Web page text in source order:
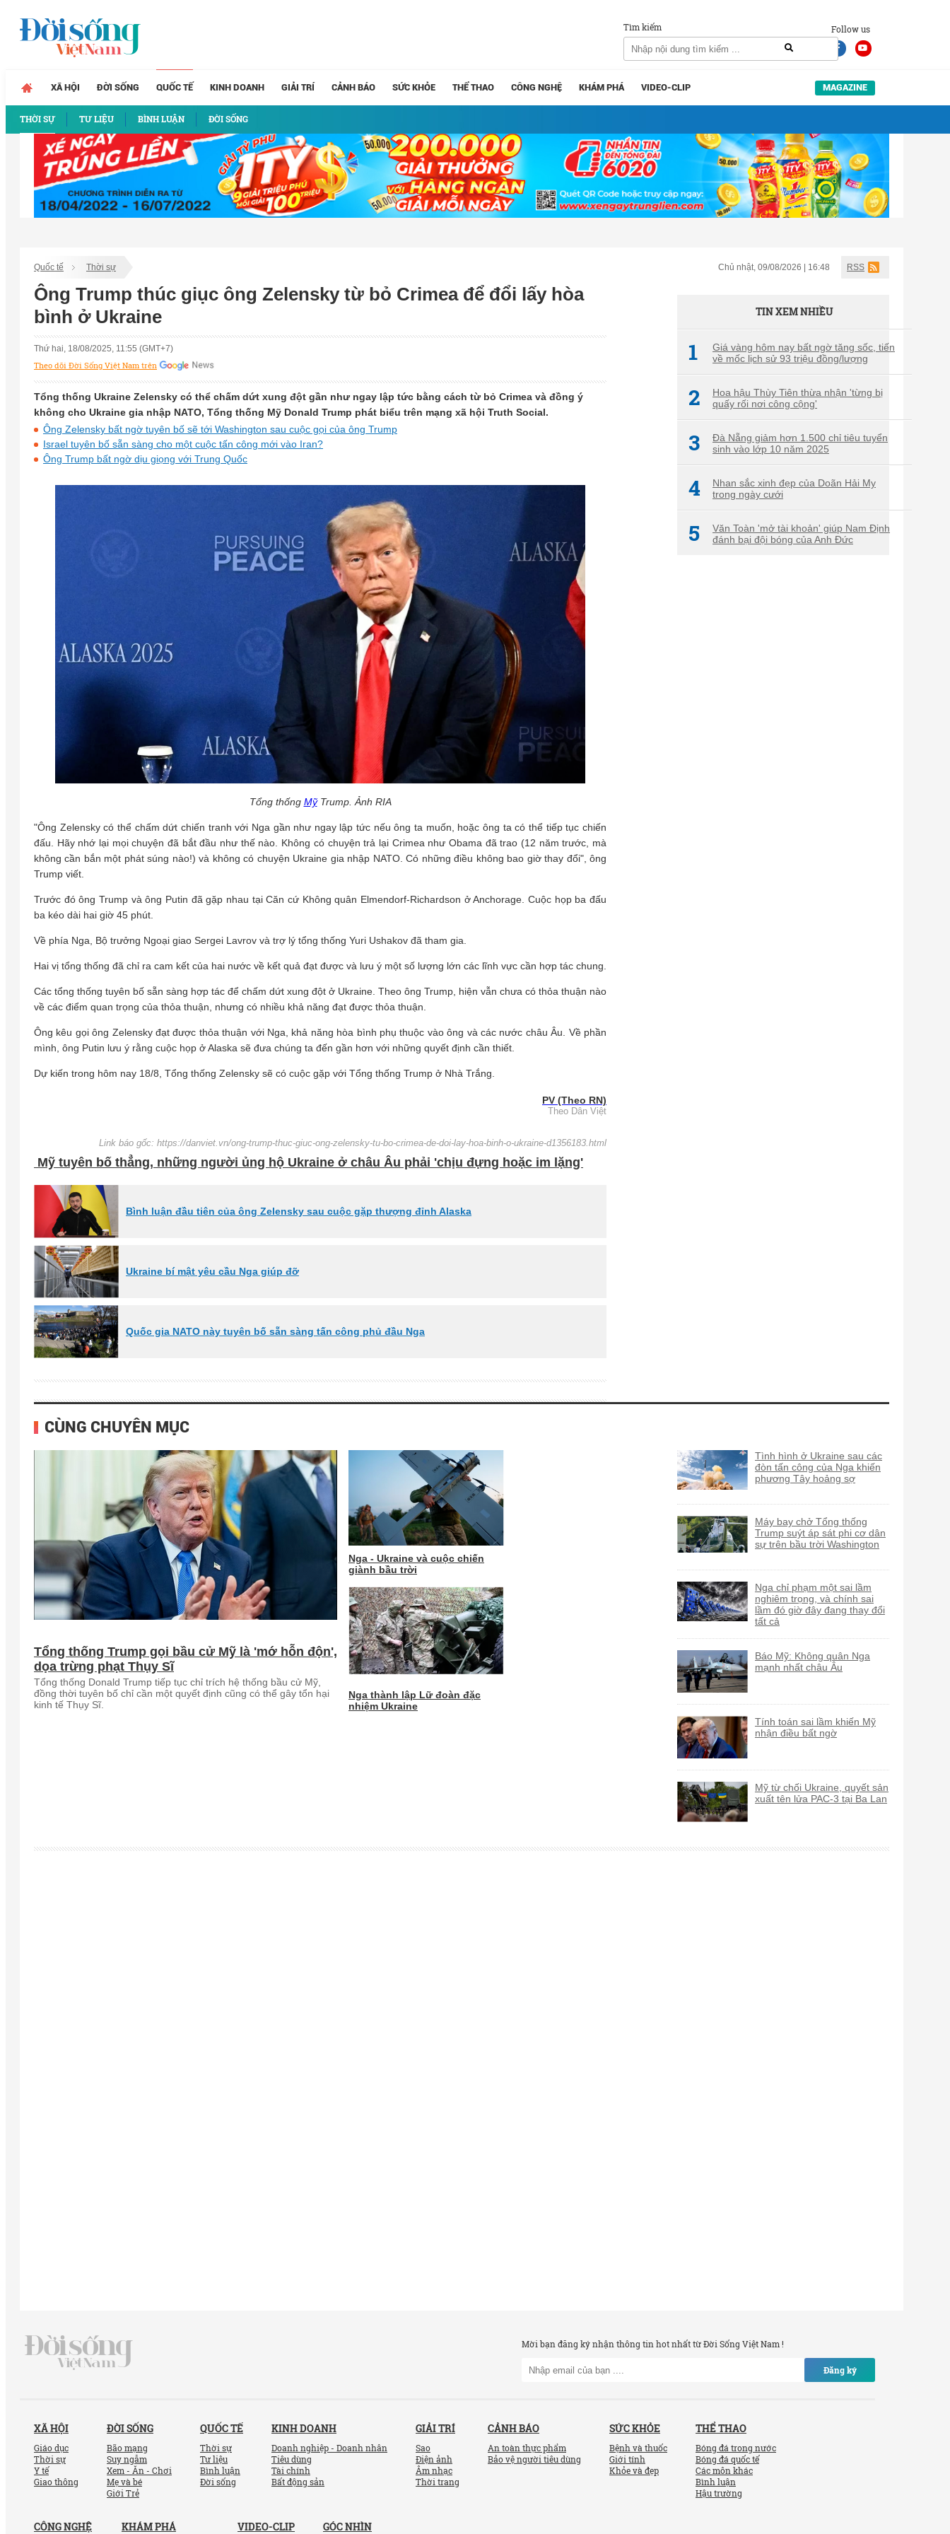
Follow us
Tìm kiếm
XÃ HỘI ĐỜI SỐNG QUỐC TẾ
THỜI SỰ TƯ LIỆU BÌNH LUẬN ĐỜI SỐNG
KINH DOANH GIẢI TRÍ CẢNH BÁO SỨC KHỎE THỂ THAO CÔNG NGHỆ KHÁM PHÁ VIDEO-CLIP MAGAZINE
Quốc tế Thời sự Chủ nhật, 09/08/2026 | 16:48 RSS
Ông Trump thúc giục ông Zelensky từ bỏ Crimea để đổi lấy hòa
bình ở Ukraine
Thứ hai, 18/08/2025, 11:55 (GMT+7)
Theo dõi Đời Sống Việt Nam trên
Tổng thống Ukraine Zelensky có thể chấm dứt xung đột gần như ngay lập tức bằng cách từ bỏ Crimea và đồng ý
không cho Ukraine gia nhập NATO, Tổng thống Mỹ Donald Trump phát biểu trên mạng xã hội Truth Social.
Ông Zelensky bất ngờ tuyên bố sẽ tới Washington sau cuộc gọi của ông Trump
Israel tuyên bố sẵn sàng cho một cuộc tấn công mới vào Iran?
Ông Trump bất ngờ dịu giọng với Trung Quốc
Tổng thống MỹTrump. Ảnh RIA
"Ông Zelensky có thể chấm dứt chiến tranh với Nga gần như ngay lập tức nếu ông ta muốn, hoặc ông ta có thể tiếp tục chiến
đấu. Hãy nhớ lại mọi chuyện đã bắt đầu như thế nào. Không có chuyện trả lại Crimea như Obama đã trao (12 năm trước, mà
không cần bắn một phát súng nào!) và không có chuyện Ukraine gia nhập NATO. Có những điều không bao giờ thay đổi", ông
Trump viết.
Trước đó ông Trump và ông Putin đã gặp nhau tại Căn cứ Không quân Elmendorf-Richardson ở Anchorage. Cuộc họp ba đấu
ba kéo dài hai giờ 45 phút.
Về phía Nga, Bộ trưởng Ngoại giao Sergei Lavrov và trợ lý tổng thống Yuri Ushakov đã tham gia.
Hai vị tổng thống đã chỉ ra cam kết của hai nước về kết quả đạt được và lưu ý một số lượng lớn các lĩnh vực cần hợp tác chung.
Các tổng thống tuyên bố sẵn sàng hợp tác để chấm dứt xung đột ở Ukraine. Theo ông Trump, hiện vẫn chưa có thỏa thuận nào
về các điểm quan trọng của thỏa thuận, nhưng có nhiều khả năng đạt được thỏa thuận.
Ông kêu gọi ông Zelensky đạt được thỏa thuận với Nga, khả năng hòa bình phụ thuộc vào ông và các nước châu Âu. Về phần
mình, ông Putin lưu ý rằng cuộc họp ở Alaska sẽ đưa chúng ta đến gần hơn với những quyết định cần thiết.
Dự kiến trong hôm nay 18/8, Tổng thống Zelensky sẽ có cuộc gặp với Tổng thống Trump ở Nhà Trắng.
PV (Theo RN)
Theo Dân Việt
Link báo gốc: https://danviet.vn/ong-trump-thuc-giuc-ong-zelensky-tu-bo-crimea-de-doi-lay-hoa-binh-o-ukraine-d1356183.html
Mỹ tuyên bố thẳng, những người ủng hộ Ukraine ở châu Âu phải 'chịu đựng hoặc im lặng'
Bình luận đầu tiên của ông Zelensky sau cuộc gặp thượng đỉnh Alaska
Ukraine bí mật yêu cầu Nga giúp đỡ
Quốc gia NATO này tuyên bố sẵn sàng tấn công phủ đầu Nga
TIN XEM NHIỀU
1
Giá vàng hôm nay bất ngờ tăng sốc, tiến
về mốc lịch sử 93 triệu đồng/lượng
2
Hoa hậu Thùy Tiên thừa nhận 'từng bị
quấy rối nơi công cộng'
3
Đà Nẵng giảm hơn 1.500 chỉ tiêu tuyển
sinh vào lớp 10 năm 2025
4
Nhan sắc xinh đẹp của Doãn Hải My
trong ngày cưới
5
Văn Toàn 'mở tài khoản' giúp Nam Định
đánh bại đội bóng của Anh Đức
CÙNG CHUYÊN MỤC
Tổng thống Trump gọi bầu cử Mỹ là 'mớ hỗn độn',
dọa trừng phạt Thụy Sĩ
Tổng thống Donald Trump tiếp tục chỉ trích hệ thống bầu cử Mỹ,
đồng thời tuyên bố chỉ cần một quyết định cũng có thể gây tổn hại
kinh tế Thụy Sĩ.
Nga - Ukraine và cuộc chiến
giành bầu trời
Nga thành lập Lữ đoàn đặc
nhiệm Ukraine
Tình hình ở Ukraine sau các
đòn tấn công của Nga khiến
phương Tây hoảng sợ
Máy bay chở Tổng thống
Trump suýt áp sát phi cơ dân
sự trên bầu trời Washington
Nga chỉ phạm một sai lầm
nghiêm trọng, và chính sai
lầm đó giờ đây đang thay đổi
tất cả
Báo Mỹ: Không quân Nga
mạnh nhất châu Âu
Tính toán sai lầm khiến Mỹ
nhận điều bất ngờ
Mỹ từ chối Ukraine, quyết sản
xuất tên lửa PAC-3 tại Ba Lan
Mời bạn đăng ký nhận thông tin hot nhất từ Đời Sống Việt Nam !
Đăng ký
XÃ HỘI
Giáo dục
Thời sự
Y tế
Giao thông
ĐỜI SỐNG
Bão mạng
Suy ngẫm
Xem - Ăn - Chơi
Mẹ và bé
Giới Trẻ
QUỐC TẾ
Thời sự
Tư liệu
Bình luận
Đời sống
KINH DOANH
Doanh nghiệp - Doanh nhân
Tiêu dùng
Tài chính
Bất động sản
GIẢI TRÍ
Sao
Điện ảnh
Âm nhạc
Thời trang
CẢNH BÁO
An toàn thực phẩm
Bảo vệ người tiêu dùng
SỨC KHỎE
Bệnh và thuốc
Giới tính
Khỏe và đẹp
THỂ THAO
Bóng đá trong nước
Bóng đá quốc tế
Các môn khác
Bình luận
Hậu trường
CÔNG NGHỆ KHÁM PHÁ VIDEO-CLIP GÓC NHÌN